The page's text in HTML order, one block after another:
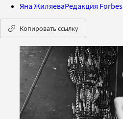
Яна ЖиляеваРедакция Forbes
Копировать ссылку